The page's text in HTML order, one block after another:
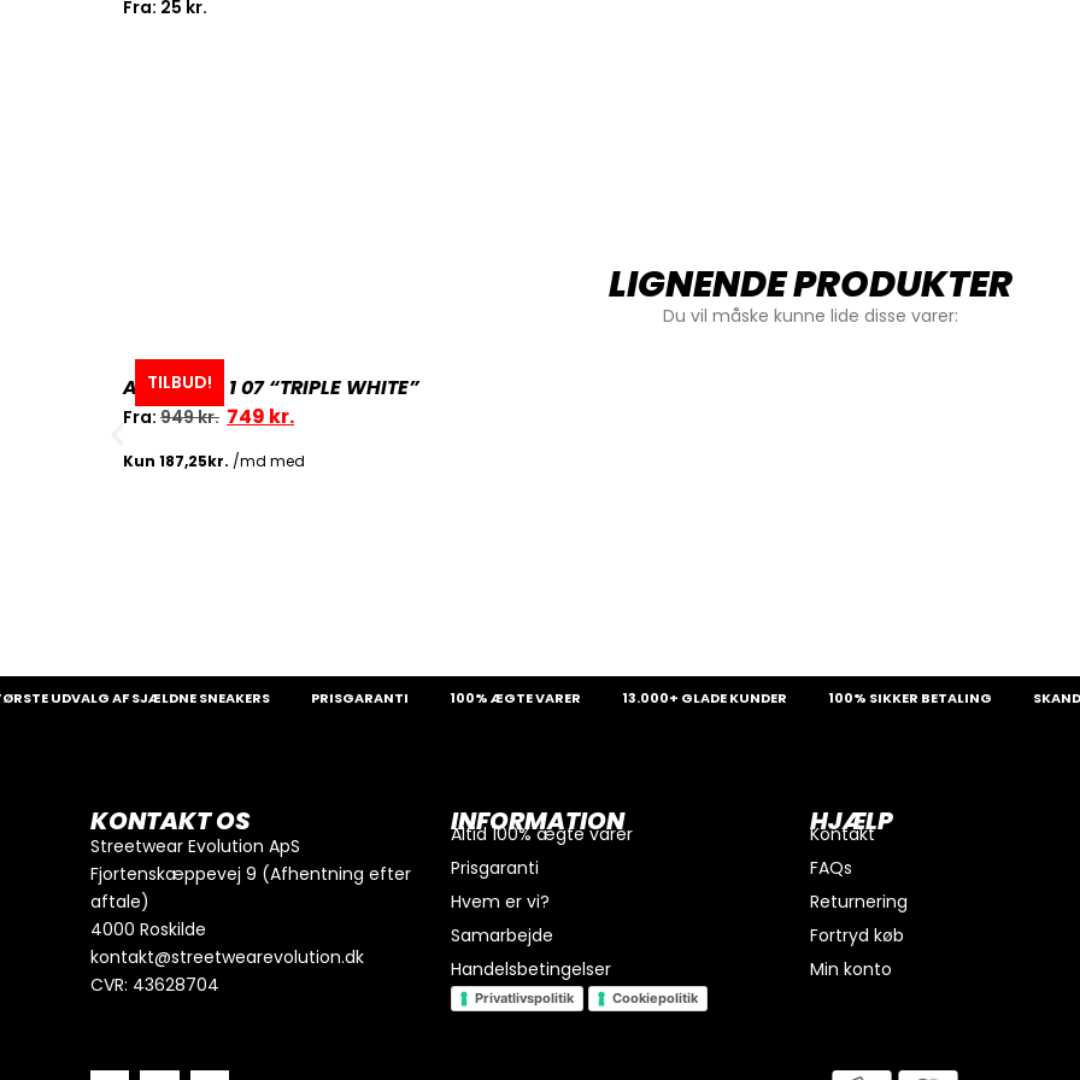
I alt 0kr.
Køb for300kr.mere for gratis fragt
Fra: 25 kr.
LIGNENDE PRODUKTER
Du vil måske kunne lide disse varer:
TILBUD!
AIR FORCE 1 07 “TRIPLE WHITE”
Fra: 949kr. 749 kr.
UDVALG AF SJÆLDNE SNEAKERS PRISGARANTI 100% ÆGTE VARER 13.000+ GLADE KUNDER 100% SIKKER BETALING
KONTAKT OS
Streetwear Evolution ApS
Fjortenskæppevej 9 (Afhentning efter
aftale)
4000 Roskilde
kontakt@streetwearevolution.dk
CVR: 43628704
INFORMATION
Altid 100% ægte varer
Prisgaranti
Hvem er vi?
Samarbejde
Handelsbetingelser
Privatlivspolitik Cookiepolitik
HJÆLP
Kontakt
FAQs
Returnering
Fortryd køb
Min konto